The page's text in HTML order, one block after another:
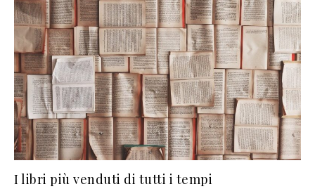
I libri più venduti di tutti i tempi